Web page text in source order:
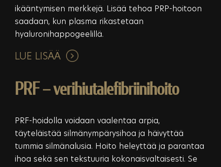
ikääntymisen merkkejä. Lisää tehoa PRP-hoitoon
saadaan, kun plasma rikastetaan
hyaluronihappogeelillä.
LUE LISÄÄ
PRF – verihiutalefibriinihoito
PRF-hoidolla voidaan vaalentaa arpia,
täyteläistää silmänympärysihoa ja häivyttää
tummia silmänalusia. Hoito heleyttää ja parantaa
ihoa sekä sen tekstuuria kokonaisvaltaisesti. Se